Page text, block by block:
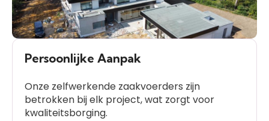
Persoonlijke Aanpak
Onze zelfwerkende zaakvoerders zijn
betrokken bij elk project, wat zorgt voor
kwaliteitsborging.